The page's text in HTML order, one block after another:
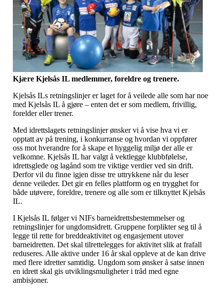
Kjære Kjelsås IL medlemmer, foreldre og trenere.
Kjelsås ILs retningslinjer er laget for å veilede alle som har noe
med Kjelsås IL å gjøre – enten det er som medlem, frivillig,
forelder eller trener.
Med idrettslagets retningslinjer ønsker vi å vise hva vi er
opptatt av på trening, i konkurranse og hvordan vi oppfører
oss mot hverandre for å skape et hyggelig miljø der alle er
velkomne. Kjelsås IL har valgt å vektlegge klubbfølelse,
idrettsglede og lagånd som tre viktige verdier ved sin drift.
Derfor vil du finne igjen disse tre uttrykkene når du leser
denne veileder. Det gir en felles plattform og en trygghet for
både utøvere, foreldre, trenere og alle som er tilknyttet Kjelsås
IL.
I Kjelsås IL følger vi NIFs barneidrettsbestemmelser og
retningslinjer for ungdomsidrett. Gruppene forplikter seg til å
legge til rette for breddeaktivitet og engasjement utover
barneidretten. Det skal tilrettelegges for aktivitet slik at frafall
reduseres. Alle aktive under 16 år skal oppleve at de kan drive
med flere idretter samtidig. Ungdom som ønsker å satse innen
en idrett skal gis utviklingsmuligheter i tråd med egne
ambisjoner.